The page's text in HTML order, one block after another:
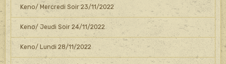
Keno/ Mercredi Soir 23/11/2022
Keno/ Jeudi Soir 24/11/2022
Keno/ Lundi 28/11/2022